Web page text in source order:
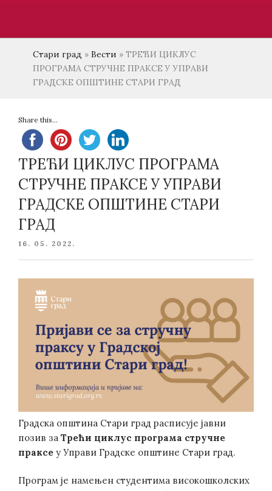
Стари град » Вести » ТРЕЋИ ЦИКЛУС
ПРОГРАМА СТРУЧНЕ ПРАКСЕ У УПРАВИ
ГРАДСКЕ ОПШТИНЕ СТАРИ ГРАД
Share this...
ТРЕЋИ ЦИКЛУС ПРОГРАМА
СТРУЧНЕ ПРАКСЕ У УПРАВИ
ГРАДСКЕ ОПШТИНЕ СТАРИ
ГРАД
POSTED
16. 05. 2022.
Градска општина Стари град расписује јавни
позив за Трећи циклус програма стручне
праксе у Управи Градске општине Стари град.
Програм је намењен студентима високошколских